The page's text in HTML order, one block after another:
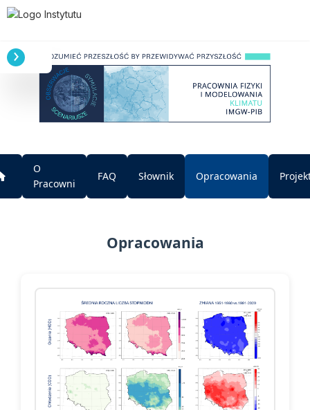
O
Pracowni
FAQ Słownik Opracowania
Opracowania